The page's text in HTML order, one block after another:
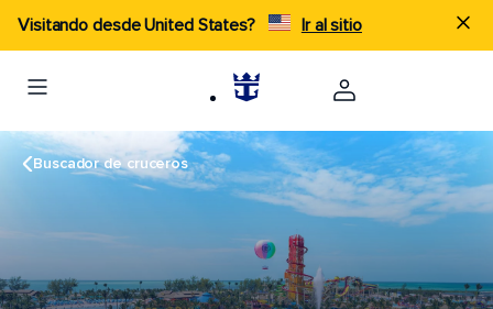
Visitando desde United States? Ir al sitio
Buscador de cruceros